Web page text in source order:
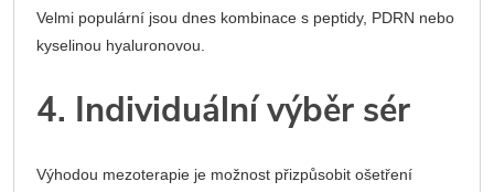
Velmi populární jsou dnes kombinace s peptidy, PDRN nebo
kyselinou hyaluronovou.
4. Individuální výběr sér
Výhodou mezoterapie je možnost přizpůsobit ošetření